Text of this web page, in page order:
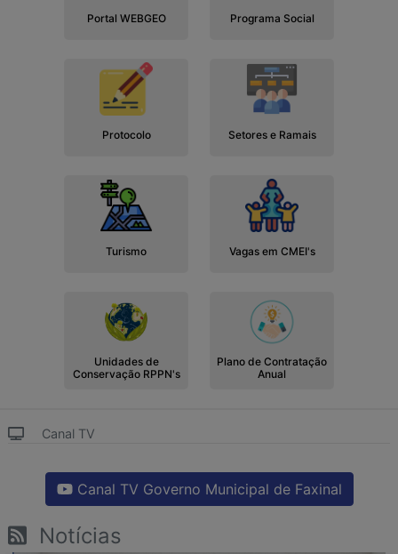
Portal WEBGEO Programa Social
Protocolo Setores e Ramais
Turismo Vagas em CMEI's
Unidades de
Conservação RPPN's
Plano de Contratação
Anual
Canal TV
Canal TV Governo Municipal de Faxinal
Notícias